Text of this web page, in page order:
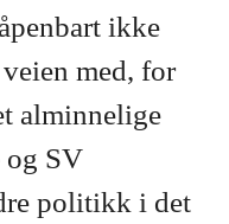
ikke
med, for
alminnelige
og SV
politikk i det